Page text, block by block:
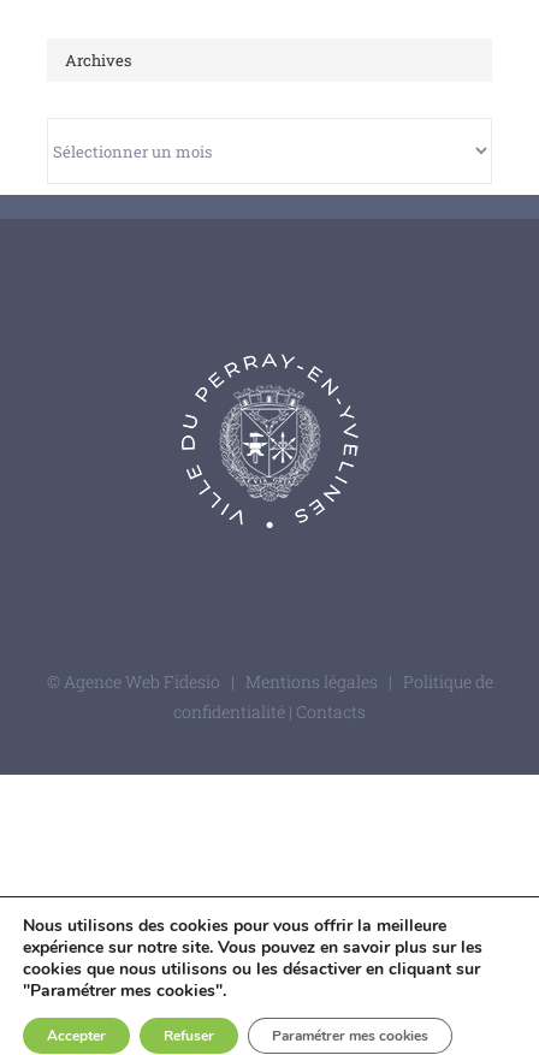
Archives
© Agence Web Fidesio | Mentions légales | Politique de
confidentialité | Contacts
Nous utilisons des cookies pour vous offrir la meilleure
expérience sur notre site. Vous pouvez en savoir plus sur les
cookies que nous utilisons ou les désactiver en cliquant sur
"Paramétrer mes cookies".
Accepter Refuser Paramétrer mes cookies